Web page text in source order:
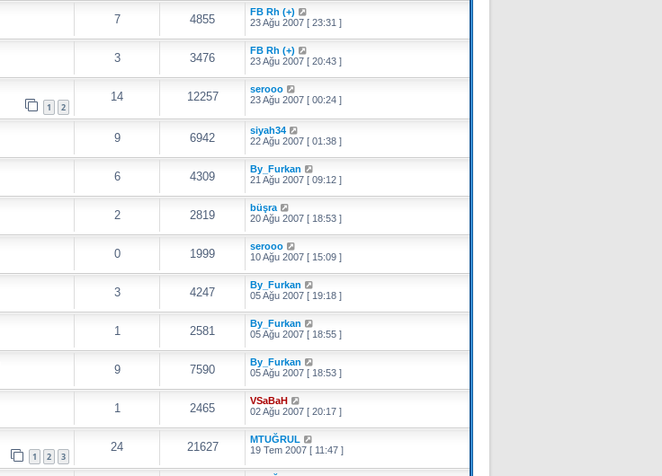
7 4855
FB Rh (+)
23 Ağu 2007 [ 23:31 ]
3 3476
FB Rh (+)
23 Ağu 2007 [ 20:43 ]
1 2
14 12257
serooo
23 Ağu 2007 [ 00:24 ]
9 6942
siyah34
22 Ağu 2007 [ 01:38 ]
6 4309
By_Furkan
21 Ağu 2007 [ 09:12 ]
2 2819
büşra
20 Ağu 2007 [ 18:53 ]
0 1999
serooo
10 Ağu 2007 [ 15:09 ]
3 4247
By_Furkan
05 Ağu 2007 [ 19:18 ]
1 2581
By_Furkan
05 Ağu 2007 [ 18:55 ]
9 7590
By_Furkan
05 Ağu 2007 [ 18:53 ]
1 2465
VSaBaH
02 Ağu 2007 [ 20:17 ]
1 2 3
24 21627
MTUĞRUL
19 Tem 2007 [ 11:47 ]